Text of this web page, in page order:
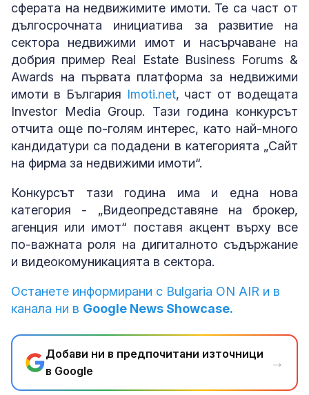
сферата на недвижимите имоти. Те са част от
дългосрочната инициатива за развитие на
сектора недвижими имот и насърчаване на
добрия пример Real Estate Business Forums &
Awards на първата платформа за недвижими
имоти в България Imoti.net, част от водещата
Investor Media Group. Тази година конкурсът
отчита още по-голям интерес, като най-много
кандидатури са подадени в категорията „Сайт
на фирма за недвижими имоти“.
Конкурсът тази година има и една нова
категория - „Видеопредставяне на брокер,
агенция или имот“ поставя акцент върху все
по-важната роля на дигиталното съдържание
и видеокомуникацията в сектора.
Останете информирани с Bulgaria ON AIR и в
канала ни в Google News Showcase.
Добави ни в предпочитани източници
в Google
→